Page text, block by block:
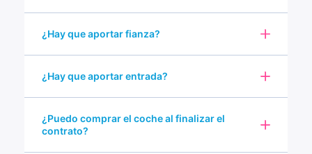
¿Hay que aportar fianza?
¿Hay que aportar entrada?
¿Puedo comprar el coche al finalizar el
contrato?